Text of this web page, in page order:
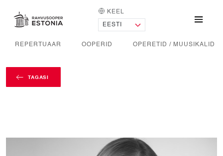
AVALEHT KEEL
REPERTUAAR OOPERID OPERETID / MUUSIKALID
TAGASI